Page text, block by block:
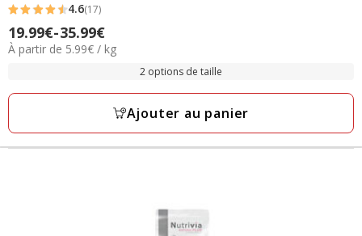
4.6
étoiles
avec
avis
4.6(17)
Prix
de
à
19.99€-35.99€
5.99€
À partir de 5.99€ / kg
2 options de taille
Ajouter au panier